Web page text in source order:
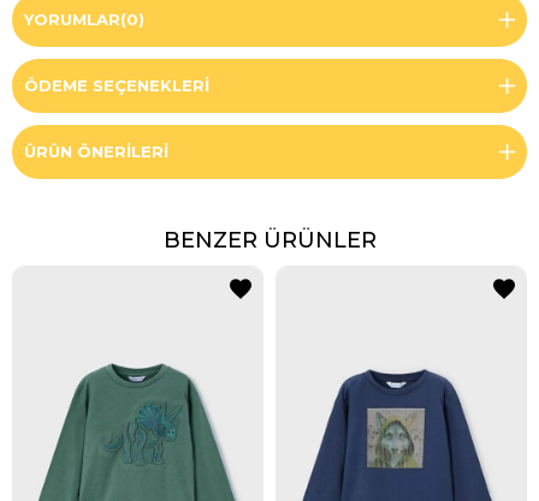
YORUMLAR(0)
ÖDEME SEÇENEKLERI
ÜRÜN ÖNERILERI
BENZER ÜRÜNLER